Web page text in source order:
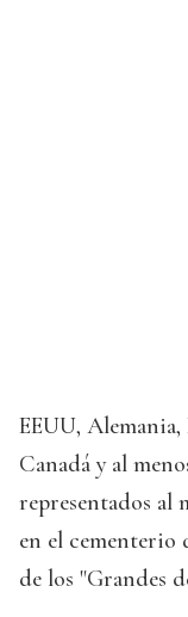
EEUU,
Canadá y al
representados al
en el cementerio
de los "Grandes